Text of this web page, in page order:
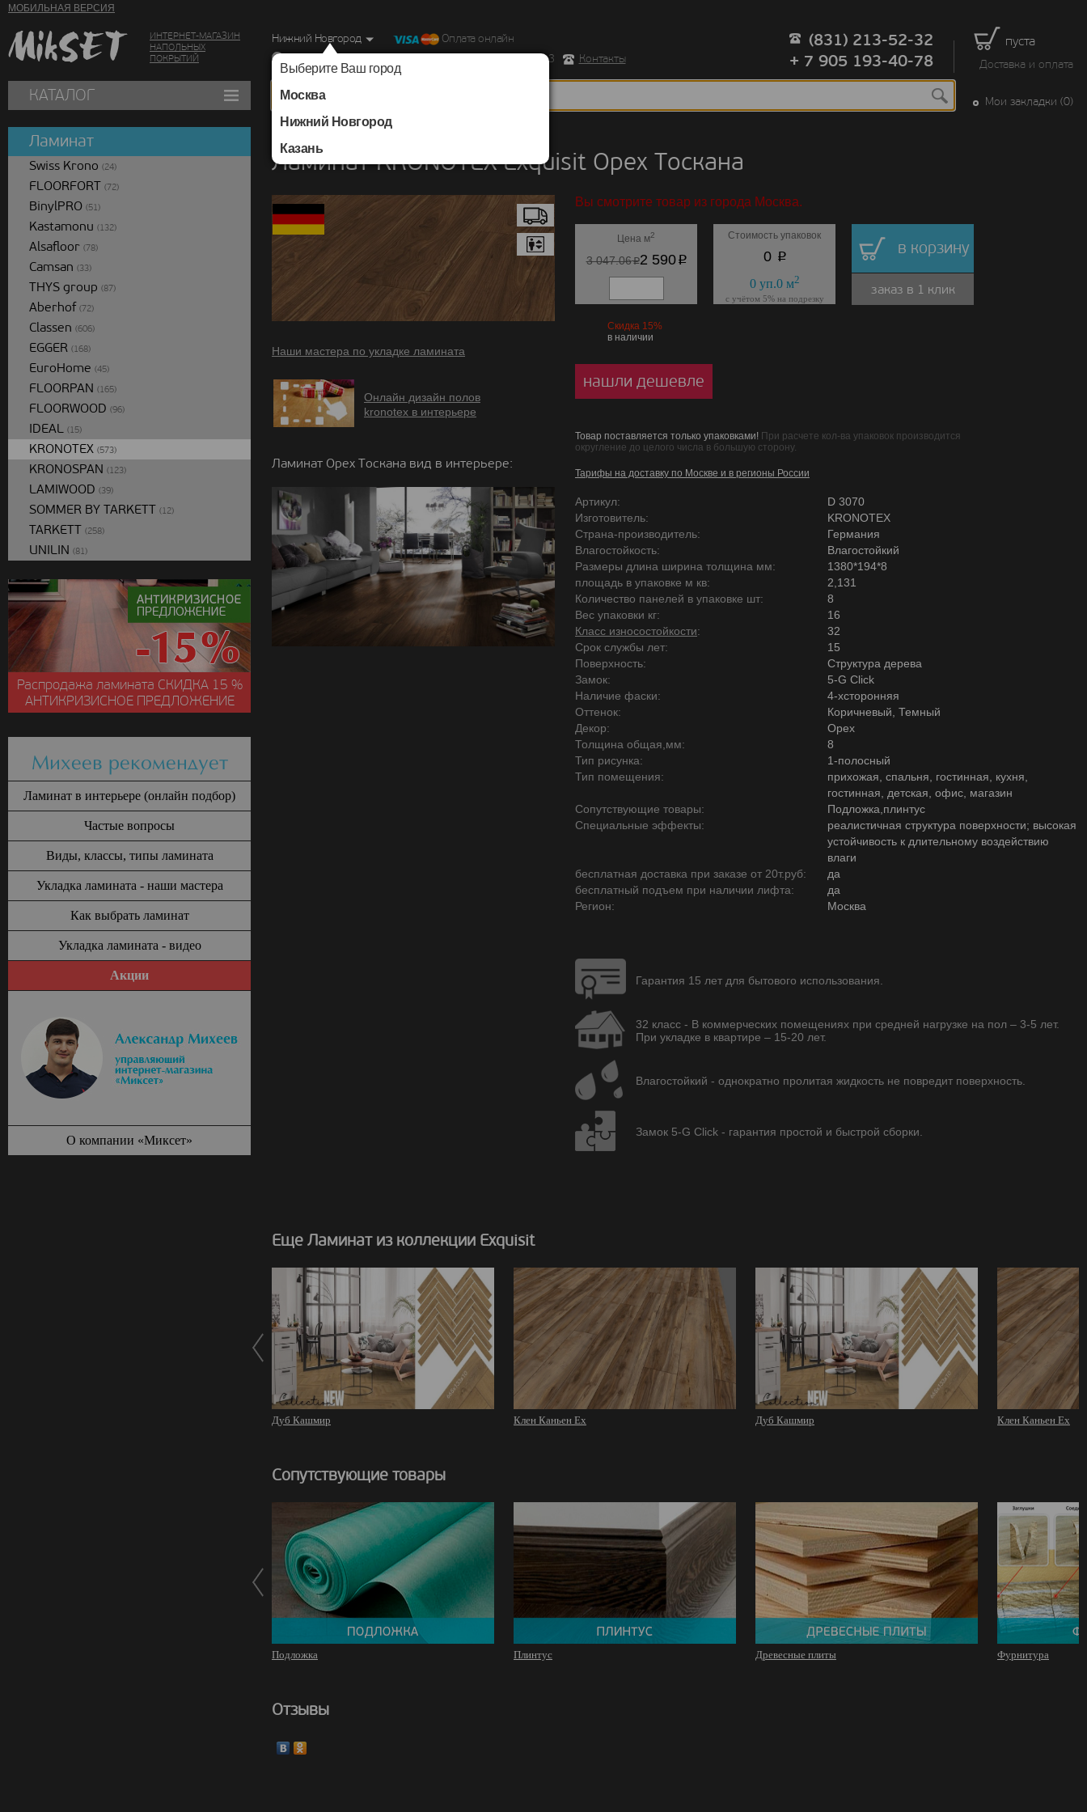
МОБИЛЬНАЯ ВЕРСИЯ
ИНТЕРНЕТ-МАГАЗИН
НАПОЛЬНЫХ
ПОКРЫТИЙ
пуста
Доставка и оплата
Нижний Новгород
Выберите Ваш город
Москва
Нижний Новгород
Казань
Оплата онлайн
г. Нижний Новгород, Ул. Республиканская д.43 корпус 3
Контакты
(831) 213-52-32
+ 7 905 193-40-78
КАТАЛОГ Мои закладки (0)
Ламинат KRONOTEX Exquisit Орех Тоскана
Наши мастера по укладке ламината
Онлайн дизайн полов
kronotex в интерьере
Ламинат Орех Тоскана вид в интерьере:
Вы смотрите товар из города Москва.
Цена м2
3 047.06p2 590p
Стоимость упаковок
0 p
0уп.0м2
с учётом 5% на подрезку
в корзину
заказ в 1 клик
Скидка 15%
в наличии
нашли дешевле
Товар поставляется только упаковками! При расчете кол-ва упаковок производится
округление до целого числа в большую сторону.
Тарифы на доставку по Москве и в регионы России
Артикул:
D 3070
Изготовитель:
KRONOTEX
Страна-производитель:
Германия
Влагостойкость:
Влагостойкий
Размеры длина ширина толщина мм:
1380*194*8
площадь в упаковке м кв:
2,131
Количество панелей в упаковке шт:
8
Вес упаковки кг:
16
Класс износостойкости:
32
Срок службы лет:
15
Поверхность:
Структура дерева
Замок:
5-G Click
Наличие фаски:
4-хсторонняя
Оттенок:
Коричневый, Темный
Декор:
Орех
Толщина общая,мм:
8
Тип рисунка:
1-полосный
Тип помещения:
прихожая, спальня, гостинная, кухня,
гостинная, детская, офис, магазин
Сопутствующие товары:
Подложка,плинтус
Специальные эффекты:
реалистичная структура поверхности; высокая
устойчивость к длительному воздействию
влаги
бесплатная доставка при заказе от 20т.руб:
да
бесплатный подъем при наличии лифта:
да
Регион:
Москва
Гарантия 15 лет для бытового использования.
32 класс - В коммерческих помещениях при средней нагрузке на пол – 3-5 лет.
При укладке в квартире – 15-20 лет.
Влагостойкий - однократно пролитая жидкость не повредит поверхность.
Замок 5-G Click - гарантия простой и быстрой сборки.
Еще Ламинат из коллекции Exquisit
Дуб Кашмир Клен Каньен Ex Дуб Кашмир Клен Каньен Ex
Сопутствующие товары
Подложка Плинтус Древесные плиты Фурнитура
Отзывы
Ламинат
Swiss Krono (24)
FLOORFORT (72)
BinylPRO (51)
Kastamonu (132)
Alsafloor (78)
Camsan (33)
THYS group (87)
Aberhof (72)
Classen (606)
EGGER (168)
EuroHome (45)
FLOORPAN (165)
FLOORWOOD (96)
IDEAL (15)
KRONOTEX (573)
KRONOSPAN (123)
LAMIWOOD (39)
SOMMER BY TARKETT (12)
TARKETT (258)
UNILIN (81)
Распродажа ламината СКИДКА15 %
АНТИКРИЗИСНОЕ ПРЕДЛОЖЕНИЕ
Михеев рекомендует
Ламинат в интерьере (онлайн подбор)
Частые вопросы
Виды, классы, типы ламината
Укладка ламината - наши мастера
Как выбрать ламинат
Укладка ламината - видео
Акции
О компании «Миксет»